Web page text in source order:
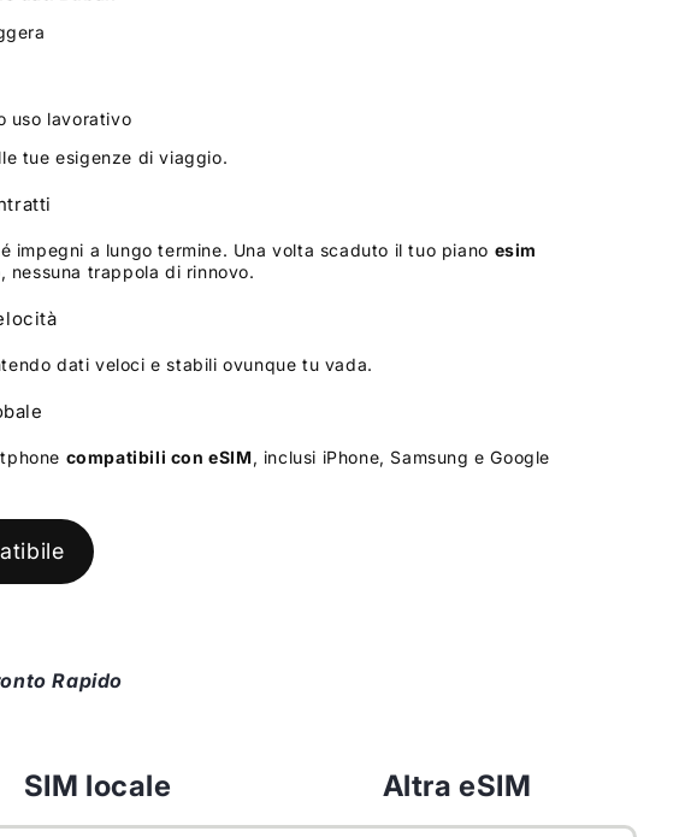
uso lavorativo
tue esigenze di viaggio.
impegni a lungo termine. Una volta scaduto il tuo piano esim
trappola di rinnovo.
dati veloci e stabili ovunque tu vada.
compatibili con eSIM, inclusi iPhone, Samsung e Google
Rapido
SIM locale Altra eSIM